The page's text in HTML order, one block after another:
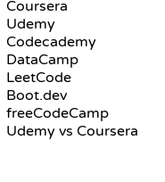
Coursera
Udemy
Codecademy
DataCamp
LeetCode
Boot.dev
freeCodeCamp
Udemy vs Coursera